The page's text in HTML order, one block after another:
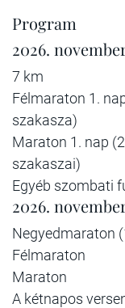
Program
2026.
7 km
Félmaraton 1.
szakasza)
Maraton 1. nap
szakaszai)
Egyéb szombati
2026.
Negyedmaraton
Félmaraton
Maraton
A kétnapos